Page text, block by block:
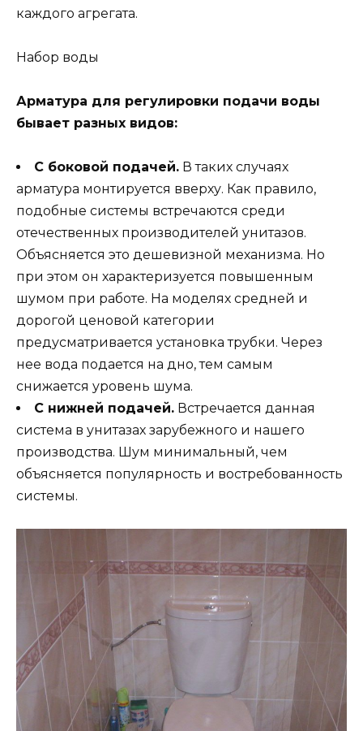
каждого агрегата.
Набор воды
Арматура для регулировки подачи воды
бывает разных видов:
С боковой подачей. В таких случаях
арматура монтируется вверху. Как правило,
подобные системы встречаются среди
отечественных производителей унитазов.
Объясняется это дешевизной механизма. Но
при этом он характеризуется повышенным
шумом при работе. На моделях средней и
дорогой ценовой категории
предусматривается установка трубки. Через
нее вода подается на дно, тем самым
снижается уровень шума.
С нижней подачей. Встречается данная
система в унитазах зарубежного и нашего
производства. Шум минимальный, чем
объясняется популярность и востребованность
системы.